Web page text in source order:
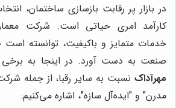
در بازار پر رقابت بازسازی ساختمان،
کارآمد امری حیاتی است. شرکت
خدمات متمایز و باکیفیت، توانسته است
صنعت به دست آورد. در اینجا به برخی
مهرآداک نسبت به سایر رقبا، از جمله
مدرن" و "ایده‌آل سازه"، اشاره می‌کنیم: